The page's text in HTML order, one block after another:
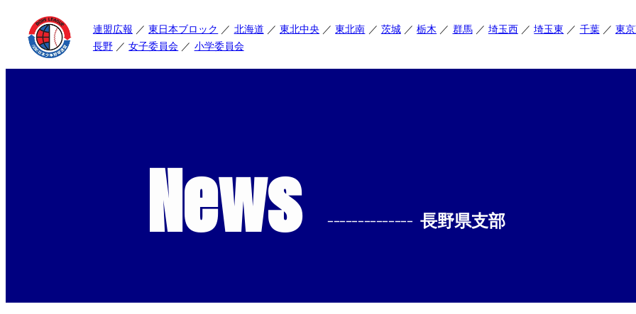
連盟広報 東日本ブロック 北海道 東北中央 東北南 茨城 栃木 群馬 埼玉西 埼玉東 千葉
東
長野
女子委員会 小学委員会
News -------------- 長野県支部